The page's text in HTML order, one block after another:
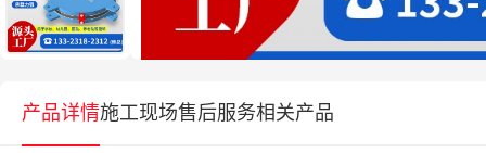
产品详情施工现场售后服务相关产品